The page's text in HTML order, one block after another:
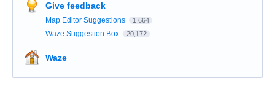
Give feedback
Map Editor Suggestions 1,664
Waze Suggestion Box 20,172
Waze